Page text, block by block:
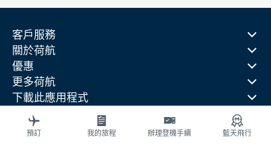
客戶服務
關於荷航
優惠
更多荷航
下載此應用程式
相關網站
旅行指南
預訂 我的旅程 辦理登機手續 藍天飛行